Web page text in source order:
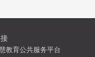
教育公共服务平台